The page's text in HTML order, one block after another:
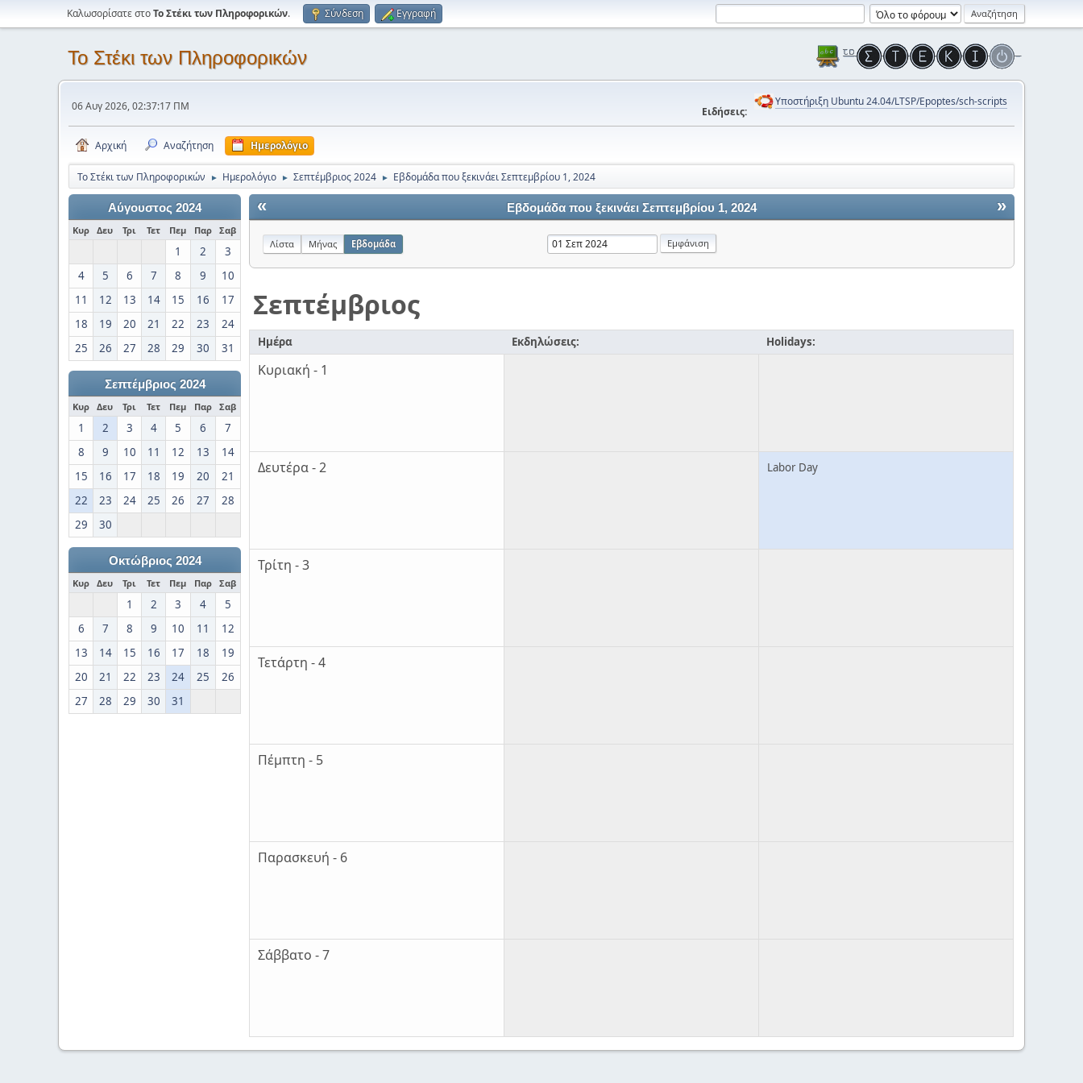
Καλωσορίσατε στοΤο Στέκι των Πληροφορικών. Σύνδεση Εγγραφή
Το Στέκι των Πληροφορικών
06 Αυγ 2026, 02:37:17 ΠΜ Ειδήσεις:
Υποστήριξη Ubuntu 24.04/LTSP/Epoptes/sch-scripts
Αρχική Αναζήτηση Ημερολόγιο
Το Στέκι των Πληροφορικών ► Ημερολόγιο ► Σεπτέμβριος 2024 ► Εβδομάδα που ξεκινάει Σεπτεμβρίου 1, 2024
Αύγουστος 2024
Κυρ Δευ Τρι Τετ Πεμ Παρ Σαβ
1 2
3
4
5 6 7 8 9
10
11
12 13 14 15 16
17
18
19 20 21 22 23
24
25
26 27 28 29 30 31
Σεπτέμβριος 2024
Κυρ Δευ Τρι Τετ Πεμ Παρ Σαβ
1 2 3 4 5 6
7
8
9 10 11 12 13
14
15
16 17 18 19 20
21
22
23 24 25 26 27
28
29
30
Οκτώβριος 2024
Κυρ Δευ Τρι Τετ Πεμ Παρ Σαβ
1 2 3 4
5
6
7 8 9 10 11
12
13
14 15 16 17 18
19
20
21 22 23 24 25
26
27
28 29 30 31
« »
Εβδομάδα που ξεκινάει Σεπτεμβρίου 1, 2024
Λίστα Μήνας Εβδομάδα
Σεπτέμβριος
Ημέρα Εκδηλώσεις: Holidays:
Κυριακή - 1
Δευτέρα - 2 Labor Day
Τρίτη - 3
Τετάρτη - 4
Πέμπτη - 5
Παρασκευή - 6
Σάββατο - 7